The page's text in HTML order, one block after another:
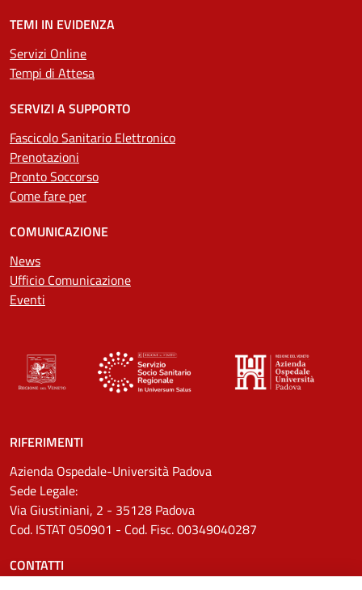
TEMI IN EVIDENZA
Servizi Online
Tempi di Attesa
SERVIZI A SUPPORTO
Fascicolo Sanitario Elettronico
Prenotazioni
Pronto Soccorso
Come fare per
COMUNICAZIONE
News
Ufficio Comunicazione
Eventi
RIFERIMENTI
Azienda Ospedale-Università Padova
Sede Legale:
Via Giustiniani, 2 - 35128 Padova
Cod. ISTAT 050901 - Cod. Fisc. 00349040287
CONTATTI